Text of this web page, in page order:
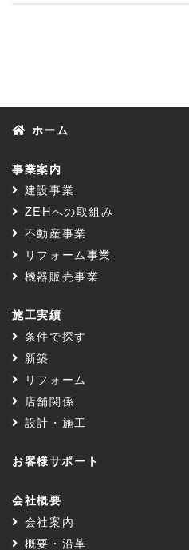
ホーム
事業案内
建設事業
ZEHへの取組み
不動産事業
リフォーム事業
機器販売事業
施工実績
条件で探す
新築
リフォーム
店舗関係
設計・施工
お客様サポート
会社概要
会社案内
概要・沿革